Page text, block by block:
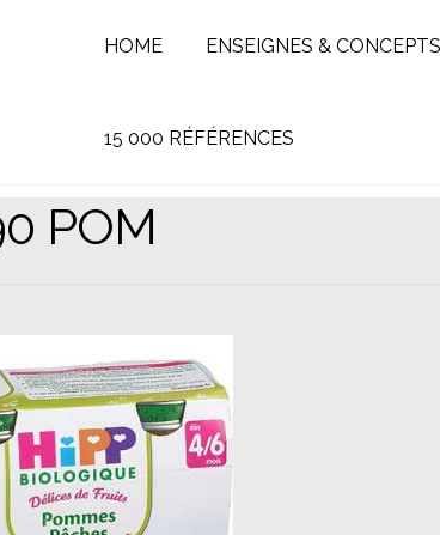
HOME ENSEIGNES & CONCEPTS
15 000 RÉFÉRENCES
POM